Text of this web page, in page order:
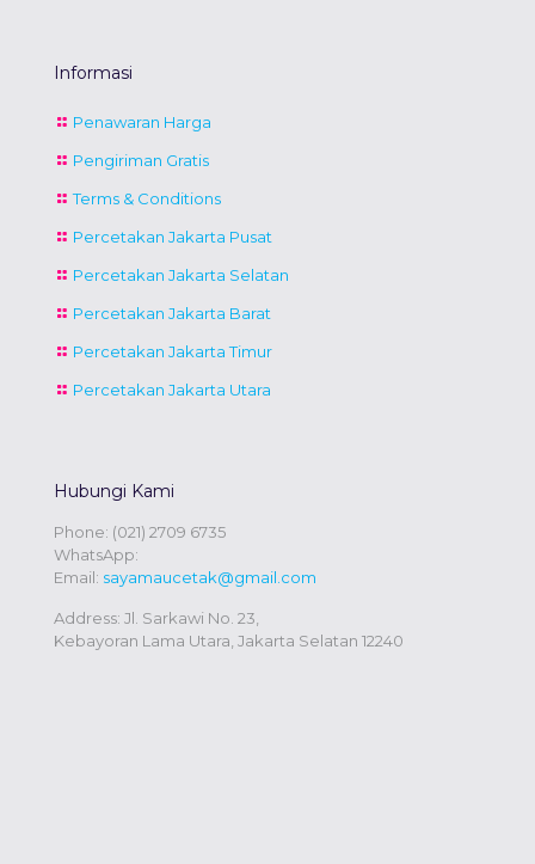
Informasi
Penawaran Harga
Pengiriman Gratis
Terms & Conditions
Percetakan Jakarta Pusat
Percetakan Jakarta Selatan
Percetakan Jakarta Barat
Percetakan Jakarta Timur
Percetakan Jakarta Utara
Hubungi Kami
Phone: (021) 2709 6735
WhatsApp:
Email: sayamaucetak@gmail.com
Address: Jl. Sarkawi No. 23,
Kebayoran Lama Utara, Jakarta Selatan 12240